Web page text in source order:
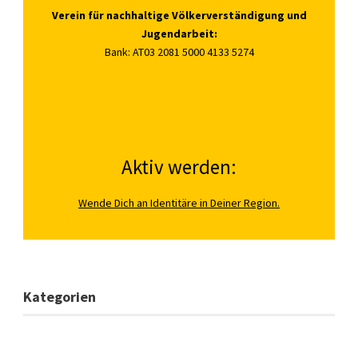
Verein für nachhaltige Völkerverständigung und
Jugendarbeit:
Bank: AT03 2081 5000 4133 5274
Aktiv werden:
Wende Dich an Identitäre in Deiner Region.
Kategorien